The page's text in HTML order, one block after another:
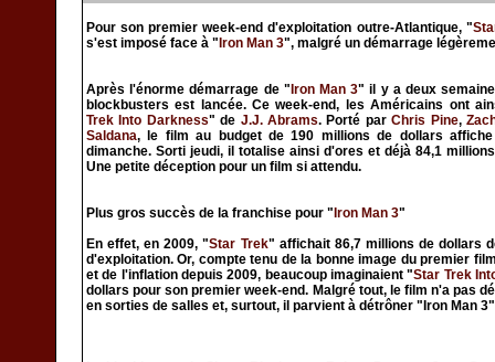
Pour son premier week-end d'exploitation outre-Atlantique, "
s'est imposé face à " Iron Man 3", malgré un démarrage
Après l'énorme démarrage de " Iron Man 3" il y a deux
blockbusters est lancée. Ce week-end, les Américains ont
Trek Into Darkness" de J.J. Abrams. Porté parChris Pine,
Saldana, le film au budget de 190 millions de dollars
dimanche. Sorti jeudi, il totalise ainsi d'ores et déjà 84,1
Une petite déception pour un film si attendu.
Plus gros succès de la franchise pour " Iron Man 3"
En effet, en 2009, "Star Trek" affichait 86,7 millions de dollars
d'exploitation. Or, compte tenu de la bonne image du premier
et de l'inflation depuis 2009, beaucoup imaginaient "Star Trek
dollars pour son premier week-end. Malgré tout, le film n'a pas
en sorties de salles et, surtout, il parvient à détrôner "Iron Man